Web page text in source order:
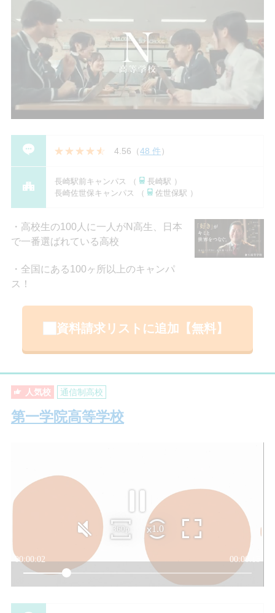
4.56 （48 件）
長崎駅前キャンパス （
長崎駅 ）
長崎佐世保キャンパス （
佐世保駅 ）
高校生の100人に一人がN高生、日本
で一番選ばれている高校
全国にある100ヶ所以上のキャンパ
ス！
資料請求リストに追加【無料】
人気校 通信制高校
第一学院高等学校